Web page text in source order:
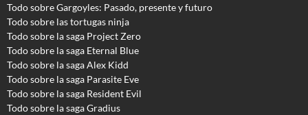
Todo sobre Gargoyles: Pasado, presente y futuro
Todo sobre las tortugas ninja
Todo sobre la saga Project Zero
Todo sobre la saga Eternal Blue
Todo sobre la saga Alex Kidd
Todo sobre la saga Parasite Eve
Todo sobre la saga Resident Evil
Todo sobre la saga Gradius